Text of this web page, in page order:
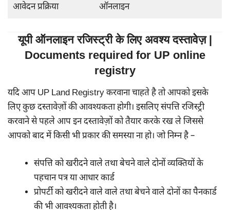
आवेदन प्रक्रिया ऑनलाइन
यूपी ऑनलाइन रजिस्ट्री के लिए अवश्य दस्तावेज़ |
Documents required for UP online
registry
यदि आप UP Land Registry करवाना चाहते है तो आपको इसके
लिए कुछ दस्तावेज़ों की आवश्यकता होगी। इसलिए संपत्ति रजिस्ट्री
करवाने से पहले आप इन दस्तावेज़ों को तैयार करके रख ले जिससे
आपको बाद में किसी भी प्रकार की समस्या ना हो। जो निम्न है –
संपत्ति को खरीदने वाले तथा बेचने वाले दोनों व्यक्तियों के
पहचान पत्र या आधार कार्ड
प्रोपर्टी को खरीदने वाले वाले तथा बेचने वाले दोनों का पैनकार्ड
की भी आवश्यकता होती है।